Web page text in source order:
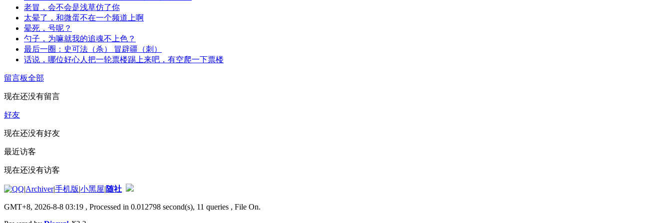
老冒，会不会是浅草仿了你
太晕了，和微蛋不在一个频道上啊
晕死，号呢？
勺子，为嘛就我的追魂不上色？
最后一圈：史可法（杀） 冒辟疆（刺）
话说，哪位好心人把一轮票楼踢上来吧，有空爬一下票楼
留言板全部
现在还没有留言
好友
现在还没有好友
最近访客
现在还没有访客
|Archiver|手机版|小黑屋|随社
GMT+8, 2026-8-8 03:19 , Processed in 0.012798 second(s), 11 queries , File On.